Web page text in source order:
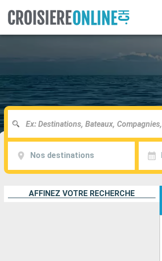
Nos destinations
AFFINEZ VOTRE RECHERCHE